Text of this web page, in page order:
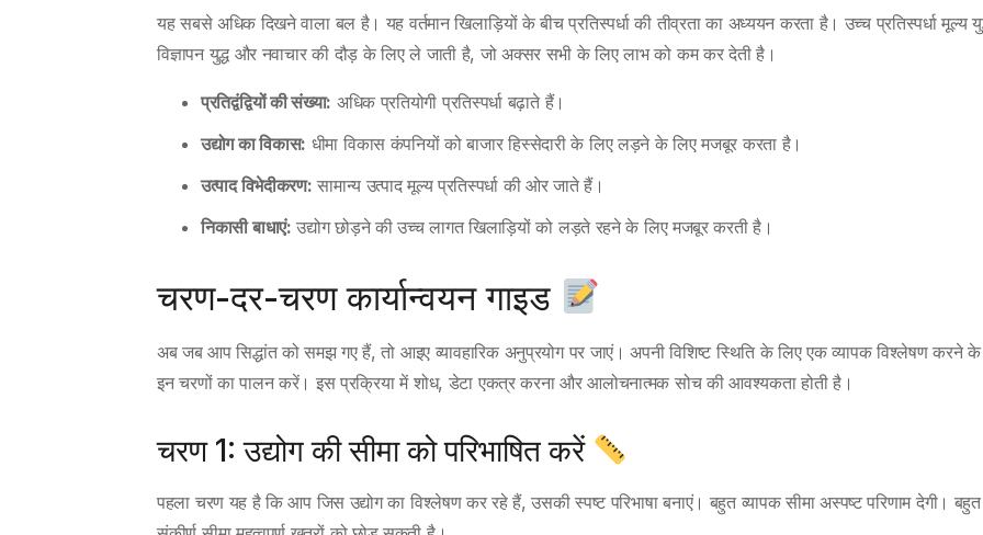
यह सबसे अधिक दिखने वाला बल है। यह वर्तमान खिलाड़ियों के बीच प्रतिस्पर्धा की तीव्रता का अध्ययन करता है। उच्च प्रतिस्पर्धा मूल्य
विज्ञापन युद्ध और नवाचार की दौड़ के लिए ले जाती है, जो अक्सर सभी के लिए लाभ को कम कर देती है।
प्रतिद्वंद्वियों की संख्या: अधिक प्रतियोगी प्रतिस्पर्धा बढ़ाते हैं।
उद्योग का विकास: धीमा विकास कंपनियों को बाजार हिस्सेदारी के लिए लड़ने के लिए मजबूर करता है।
उत्पाद विभेदीकरण: सामान्य उत्पाद मूल्य प्रतिस्पर्धा की ओर जाते हैं।
निकासी बाधाएं: उद्योग छोड़ने की उच्च लागत खिलाड़ियों को लड़ते रहने के लिए मजबूर करती है।
चरण-दर-चरण कार्यान्वयन गाइड
अब जब आप सिद्धांत को समझ गए हैं, तो आइए व्यावहारिक अनुप्रयोग पर जाएं। अपनी विशिष्ट स्थिति के लिए एक व्यापक विश्लेषण करने के
इन चरणों का पालन करें। इस प्रक्रिया में शोध, डेटा एकत्र करना और आलोचनात्मक सोच की आवश्यकता होती है।
चरण 1: उद्योग की सीमा को परिभाषित करें
पहला चरण यह है कि आप जिस उद्योग का विश्लेषण कर रहे हैं, उसकी स्पष्ट परिभाषा बनाएं। बहुत व्यापक सीमा अस्पष्ट परिणाम देगी। बहुत